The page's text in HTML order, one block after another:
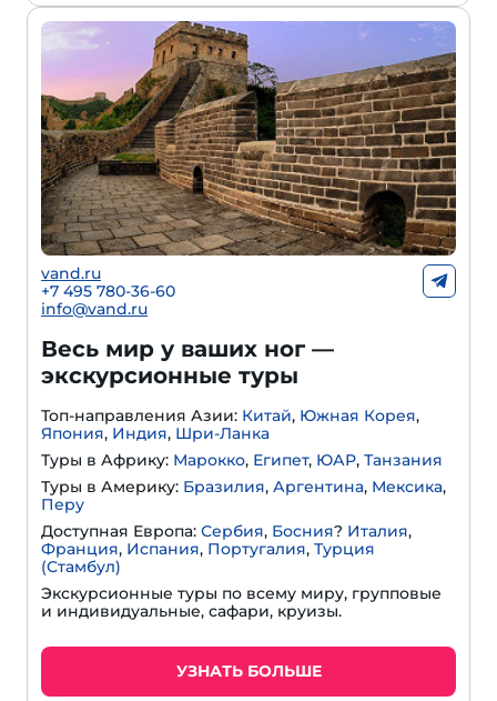
vand.ru
+7 495 780-36-60
info@vand.ru
Весь мир у ваших ног —
экскурсионные туры
Топ-направления Азии: Китай, Южная Корея,
Япония, Индия, Шри-Ланка
Туры в Африку: Марокко, Египет, ЮАР, Танзания
Туры в Америку: Бразилия, Аргентина, Мексика,
Перу
Доступная Европа: Сербия, Босния? Италия,
Франция, Испания, Португалия, Турция
(Стамбул)
Экскурсионные туры по всему миру, групповые
и индивидуальные, сафари, круизы.
УЗНАТЬ БОЛЬШЕ